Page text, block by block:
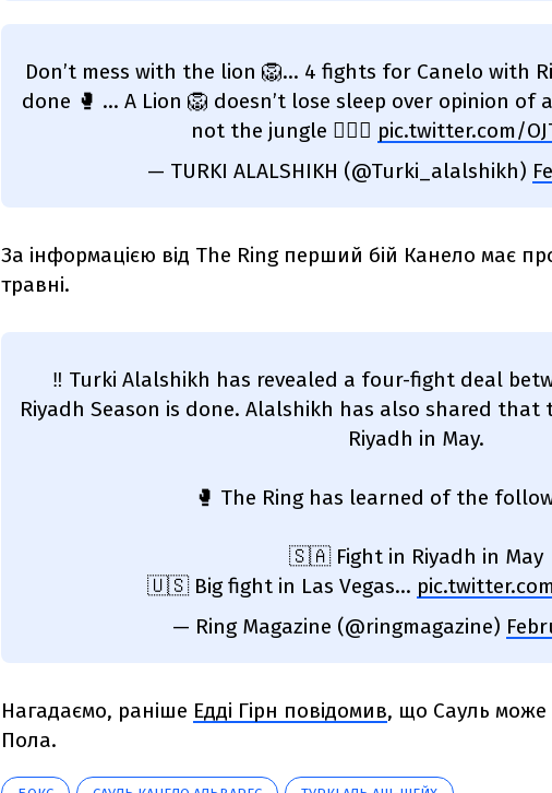
Don’t mess with the lion 🦁… 4 fights for Canelo with
done 🥊 … A Lion 🦁 doesn’t lose sleep over opinion of
not the jungle 🤷🏻‍♂️ pic.twitter.com/
— TURKI ALALSHIKH (@Turki_alalshikh)
За інформацією від The Ring перший бій Канело має
травні.
‼️ Turki Alalshikh has revealed a four-fight deal
Riyadh Season is done. Alalshikh has also shared
Riyadh in May.
🥊 The Ring has learned of the
🇸🇦 Fight in Riyadh in May
🇺🇸 Big fight in Las Vegas…
— Ring Magazine (@ringmagazine)
Нагадаємо, раніше Едді Гірн повідомив, що Сауль може
Пола.